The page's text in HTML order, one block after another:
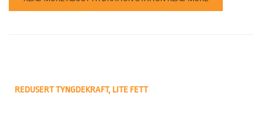
REDUSERT TYNGDEKRAFT, LITE FETT